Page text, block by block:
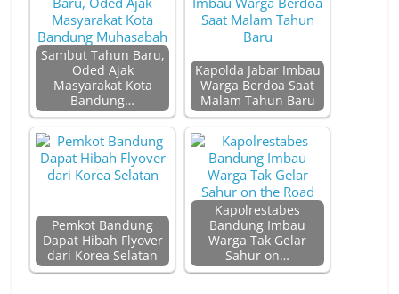
Sambut Tahun Baru,
Oded Ajak
Masyarakat Kota
Bandung…
Kapolda Jabar Imbau
Warga Berdoa Saat
Malam Tahun Baru
Pemkot Bandung
Dapat Hibah Flyover
dari Korea Selatan
Kapolrestabes
Bandung Imbau
Warga Tak Gelar
Sahur on…